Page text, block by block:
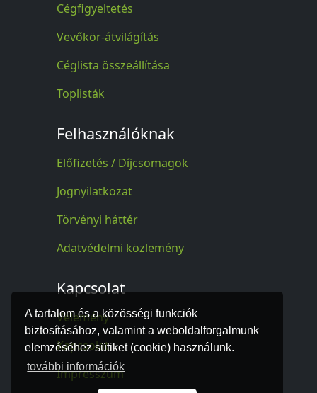
A tartalom és a közösségi funkciók
biztosításához, valamint a weboldalforgalmunk
elemzéséhez sütiket (cookie) használunk.
további információk
Cégfigyeltetés
Vevőkör-átvilágítás
Céglista összeállítása
Toplisták
Felhasználóknak
Előfizetés / Díjcsomagok
Jognyilatkozat
Törvényi háttér
Adatvédelmi közlemény
Kapcsolat
Vélemény
Kapcsolat
Impresszum